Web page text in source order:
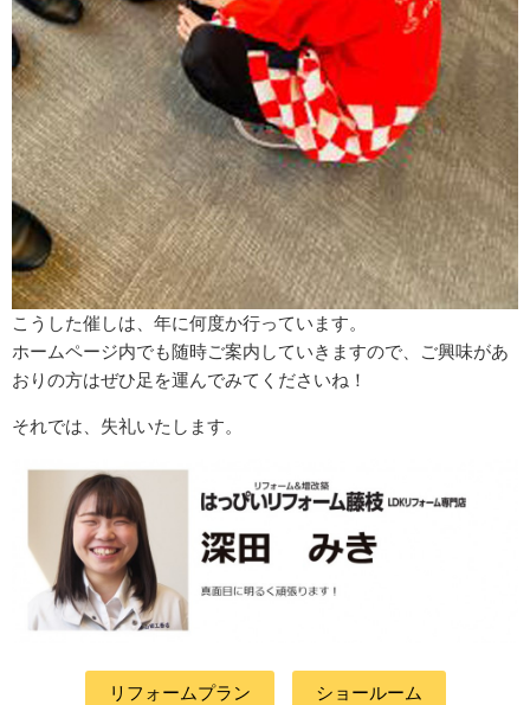
こうした催しは、年に何度か行っています。
ホームページ内でも随時ご案内していきますので、ご興味があ
おりの方はぜひ足を運んでみてくださいね！
それでは、失礼いたします。
リフォームプラン ショールーム